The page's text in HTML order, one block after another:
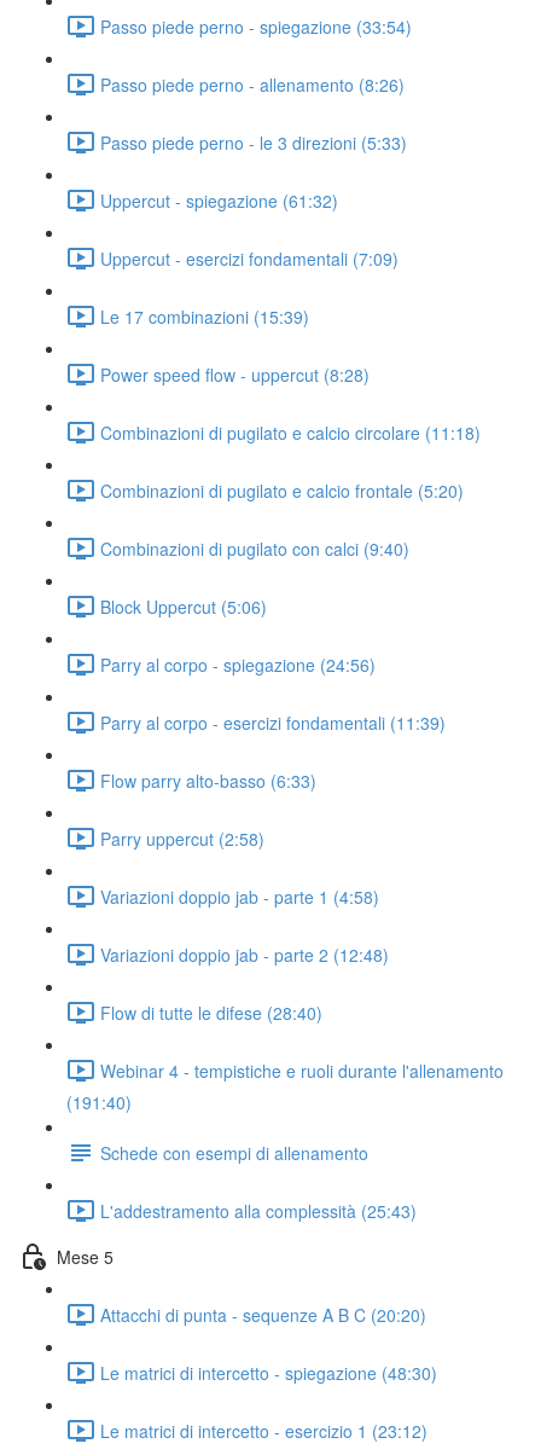
Passo piede perno - spiegazione (33:54)
Passo piede perno - allenamento (8:26)
Passo piede perno - le 3 direzioni (5:33)
Uppercut - spiegazione (61:32)
Uppercut - esercizi fondamentali (7:09)
Le 17 combinazioni (15:39)
Power speed flow - uppercut (8:28)
Combinazioni di pugilato e calcio circolare (11:18)
Combinazioni di pugilato e calcio frontale (5:20)
Combinazioni di pugilato con calci (9:40)
Block Uppercut (5:06)
Parry al corpo - spiegazione (24:56)
Parry al corpo - esercizi fondamentali (11:39)
Flow parry alto-basso (6:33)
Parry uppercut (2:58)
Variazioni doppio jab - parte 1 (4:58)
Variazioni doppio jab - parte 2 (12:48)
Flow di tutte le difese (28:40)
Webinar 4 - tempistiche e ruoli durante l'allenamento
(191:40)
Schede con esempi di allenamento
L'addestramento alla complessità (25:43)
Mese 5
Attacchi di punta - sequenze A B C (20:20)
Le matrici di intercetto - spiegazione (48:30)
Le matrici di intercetto - esercizio 1 (23:12)